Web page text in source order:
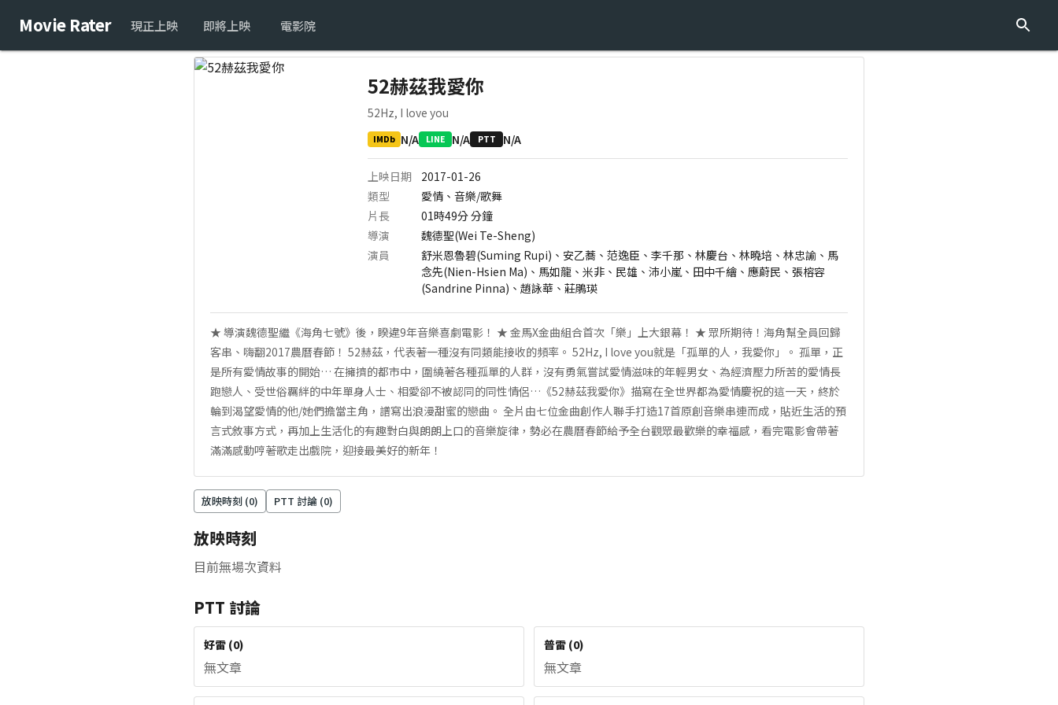
Movie Rater 現正上映 即將上映 電影院
52赫茲我愛你
52Hz, I love you
IMDb N/A LINE N/A PTT N/A
上映日期
2017-01-26
類型
愛情、音樂/歌舞
片長
01時49分分鐘
導演
魏德聖(Wei Te-Sheng)
演員
舒米恩魯碧(Suming Rupi)、安乙蕎、范逸臣、李千那、林慶台、林曉培、林忠諭、馬
念先(Nien-Hsien Ma)、馬如龍、米非、民雄、沛小嵐、田中千繪、應蔚民、張榕容
(Sandrine Pinna)、趙詠華、莊鵑瑛
★ 導演魏德聖繼《海角七號》後，睽違9年音樂喜劇電影！ ★ 金馬X金曲組合首次「樂」上大銀幕！ ★ 眾所期待！海角幫全員回歸
客串、嗨翻2017農曆春節！ 52赫茲，代表著一種沒有同類能接收的頻率。 52Hz, I love you就是「孤單的人，我愛你」。 孤單，正
是所有愛情故事的開始… 在擁擠的都市中，圍繞著各種孤單的人群，沒有勇氣嘗試愛情滋味的年輕男女、為經濟壓力所苦的愛情長
跑戀人、受世俗羈絆的中年單身人士、相愛卻不被認同的同性情侶…《52赫茲我愛你》描寫在全世界都為愛情慶祝的這一天，終於
輪到渴望愛情的他/她們擔當主角，譜寫出浪漫甜蜜的戀曲。 全片由七位金曲創作人聯手打造17首原創音樂串連而成，貼近生活的預
言式敘事方式，再加上生活化的有趣對白與朗朗上口的音樂旋律，勢必在農曆春節給予全台觀眾最歡樂的幸福感，看完電影會帶著
滿滿感動哼著歌走出戲院，迎接最美好的新年！
放映時刻 (0) PTT 討論 (0)
放映時刻
目前無場次資料
PTT 討論
好雷 (0)
無文章
普雷 (0)
無文章